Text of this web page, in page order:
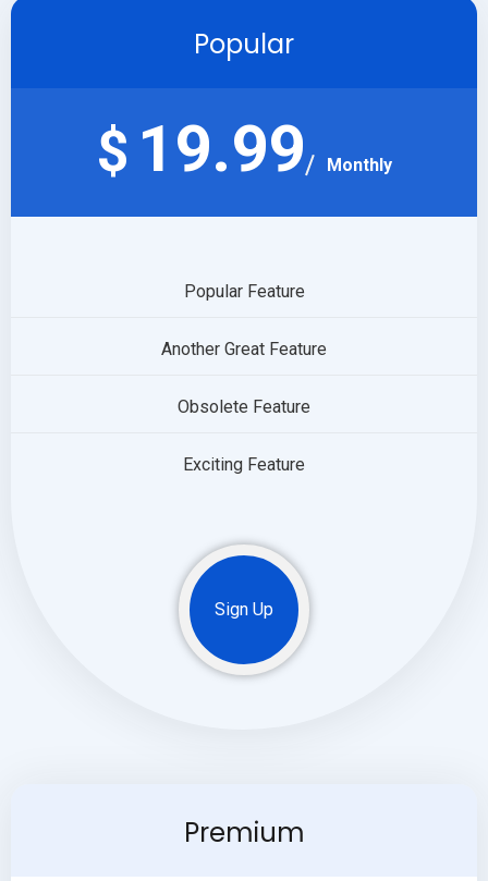
Popular
$ 19.99 Monthly
Popular Feature
Another Great Feature
Obsolete Feature
Exciting Feature
Sign Up
Premium